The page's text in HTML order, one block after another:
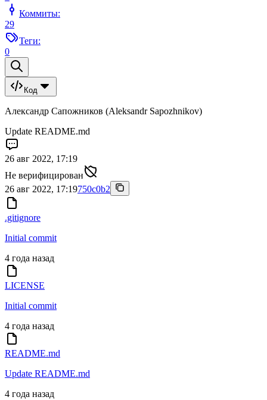
Коммиты:
29
Теги:
0
Код
Александр Сапожников (Aleksandr Sapozhnikov)
Update README.md
26 авг 2022, 17:19
Не верифицирован
26 авг 2022, 17:19750c0b2
.gitignore
Initial commit
4 года назад
LICENSE
Initial commit
4 года назад
README.md
Update README.md
4 года назад